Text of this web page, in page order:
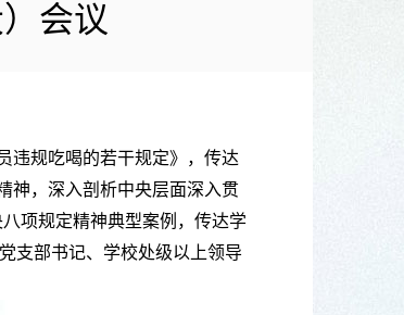
会议
违规吃喝的若干规定》，传达
神，深入剖析中央层面深入贯
项规定精神典型案例，传达学
支部书记、学校处级以上领导